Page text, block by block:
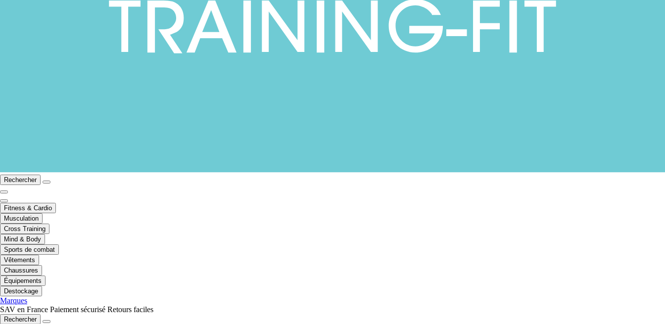
Rechercher
Fitness & Cardio
Musculation
Cross Training
Mind & Body
Sports de combat
Vêtements
Chaussures
Équipements
Destockage
Marques
SAV en France Paiement sécurisé Retours faciles
Rechercher